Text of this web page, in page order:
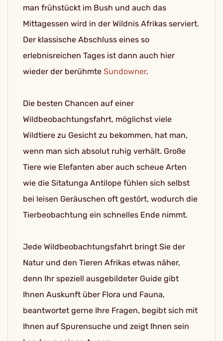
man frühstückt im Bush und auch das
Mittagessen wird in der Wildnis Afrikas serviert.
Der klassische Abschluss eines so
erlebnisreichen Tages ist dann auch hier
wieder der berühmte Sundowner.
Die besten Chancen auf einer
Wildbeobachtungsfahrt, möglichst viele
Wildtiere zu Gesicht zu bekommen, hat man,
wenn man sich absolut ruhig verhält. Große
Tiere wie Elefanten aber auch scheue Arten
wie die Sitatunga Antilope fühlen sich selbst
bei leisen Geräuschen oft gestört, wodurch die
Tierbeobachtung ein schnelles Ende nimmt.
Jede Wildbeobachtungsfahrt bringt Sie der
Natur und den Tieren Afrikas etwas näher,
denn Ihr speziell ausgebildeter Guide gibt
Ihnen Auskunft über Flora und Fauna,
beantwortet gerne Ihre Fragen, begibt sich mit
Ihnen auf Spurensuche und zeigt Ihnen sein